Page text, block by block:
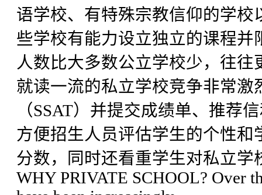
语学校、有特殊宗教信仰的学
些学校有能力设立独立的课程
人数比大多数公立学校少，往
就读一流的私立学校竞争非常
（SSAT）并提交成绩单、推荐
方便招生人员评估学生的个性
分数，同时还看重学生对私立
WHY PRIVATE SCHOOL? Over